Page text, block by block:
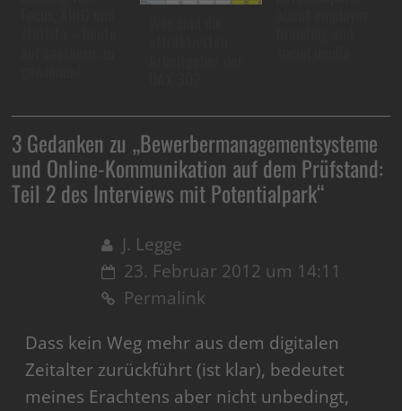
3 Gedanken zu „Bewerbermanagementsysteme
und Online-Kommunikation auf dem Prüfstand:
Teil 2 des Interviews mit Potentialpark“
J. Legge
23. Februar 2012 um 14:11
Permalink
Dass kein Weg mehr aus dem digitalen
Zeitalter zurückführt (ist klar), bedeutet
meines Erachtens aber nicht unbedingt,